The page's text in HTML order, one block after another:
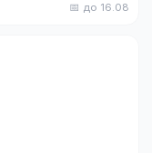
📅 до 16.08